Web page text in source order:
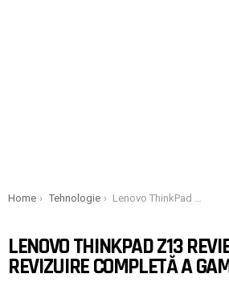
You are here:
Home Tehnologie Lenovo ThinkPad Z13 Review – O revizuire completă a gamei
LENOVO THINKPAD Z13
REVIZUIRE COMPLETĂ A